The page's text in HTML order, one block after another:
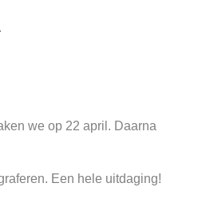
we op 22 april. Daarna
Een hele uitdaging!